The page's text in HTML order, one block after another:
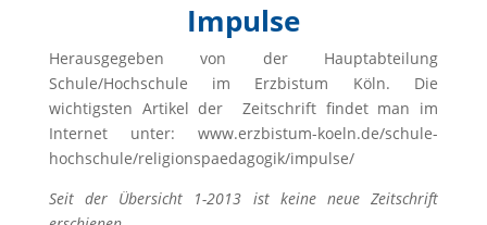
Impulse
Herausgegeben von der Hauptabteilung
Schule/Hochschule im Erzbistum Köln. Die
wichtigsten Artikel der Zeitschrift findet man im
Internet unter: www.erzbistum-koeln.de/schule-
hochschule/religionspaedagogik/impulse/
Seit der Übersicht 1-2013 ist keine neue Zeitschrift